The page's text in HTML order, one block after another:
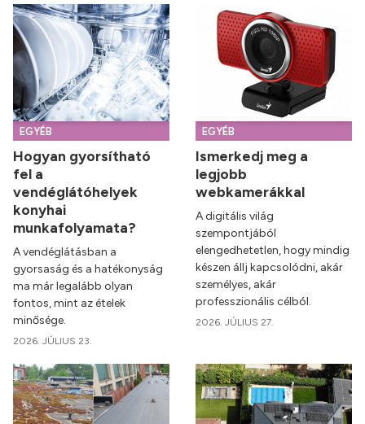
EGYÉB
Hogyan gyorsítható
fel a
vendéglátóhelyek
konyhai
munkafolyamata?
A vendéglátásban a
gyorsaság és a hatékonyság
ma már legalább olyan
fontos, mint az ételek
minősége.
2026. JÚLIUS 23.
EGYÉB
Ismerkedj meg a
legjobb
webkamerákkal
A digitális világ
szempontjából
elengedhetetlen, hogy mindig
készen állj kapcsolódni, akár
személyes, akár
professzionális célból.
2026. JÚLIUS 27.